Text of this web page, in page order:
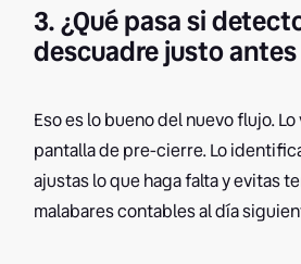
3. ¿Qué pasa si
descuadre justo
Eso es lo bueno del nuevo flujo. Lo
pantalla de pre-cierre. Lo
ajustas lo que haga falta y evitas
malabares contables al día